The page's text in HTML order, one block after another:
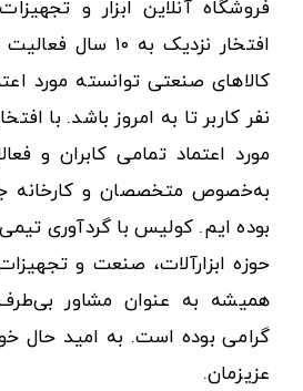
فروشگاه آنلاین ابزار و
افتخار نزدیک به
نفر کاربر تا به امروز باشد. با
مورد اعتماد تمامی کابران و
به‌خصوص متخصصان و
بوده ایم. کولیس با گردآوری
حوزه ابزارآلات، صنعت و
همیشه به عنوان مشاور
گرامی بوده است. به امید حال
عزیزمان.